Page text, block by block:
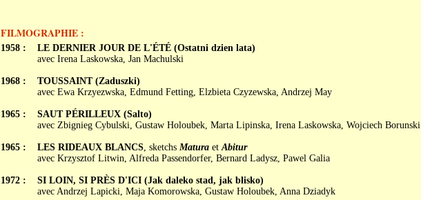
FILMOGRAPHIE :
1958 :
1968 :
1965 :
1965 :
1972 :
LE DERNIER JOUR DE L'ÉTÉ (Ostatni dzien lata)
avec Irena Laskowska, Jan Machulski
TOUSSAINT (Zaduszki)
avec Ewa Krzyezwska, Edmund Fetting, Elzbieta Czyzewska, Andrzej May
SAUT PÉRILLEUX (Salto)
avec Zbignieg Cybulski, Gustaw Holoubek, Marta Lipinska, Irena Laskowska, Wojciech Borunski
LES RIDEAUX BLANCS, sketchs MaturaetAbitur
avec Krzysztof Litwin, Alfreda Passendorfer, Bernard Ladysz, Pawel Galia
SI LOIN, SI PRÈS D'ICI (Jak daleko stad, jak blisko)
avec Andrzej Lapicki, Maja Komorowska, Gustaw Holoubek, Anna Dziadyk